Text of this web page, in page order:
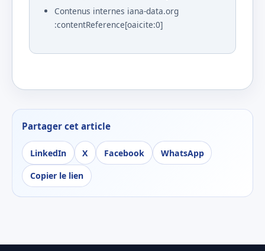
Contenus internes iana-data.org
:contentReference[oaicite:0]
Partager cet article
LinkedIn X Facebook WhatsApp
Copier le lien